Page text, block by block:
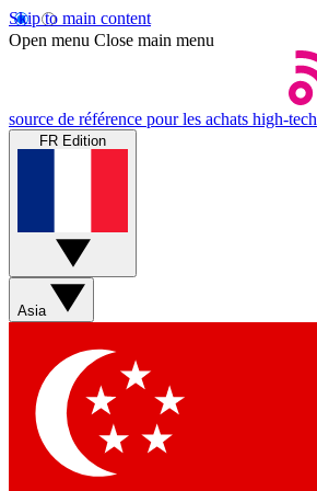
Skip to main content
Open menu Close main menu
source de référence pour les achats high-tech
FR Edition
Asia